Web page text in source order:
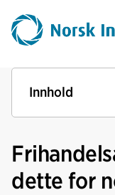
Innhold
dette for